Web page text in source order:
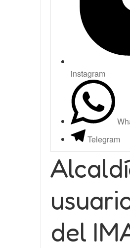
instagram
Telegram
del